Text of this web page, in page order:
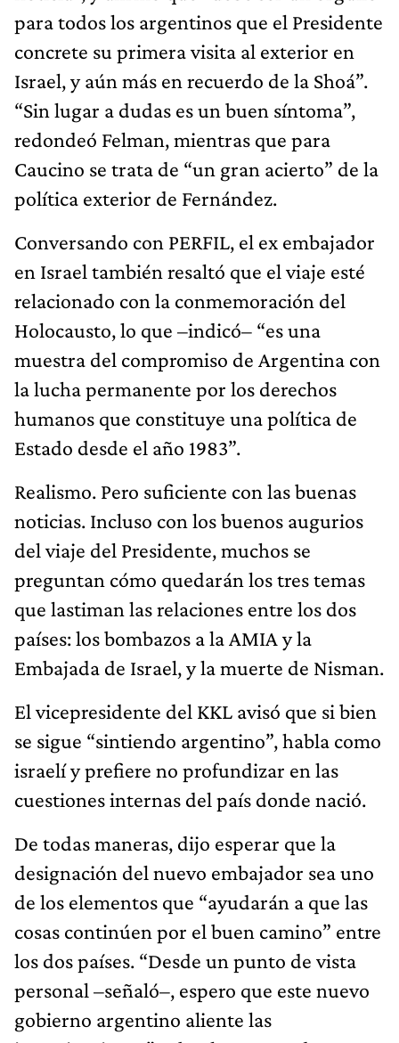
para todos los argentinos que el Presidente
concrete su primera visita al exterior en
Israel, y aún más en recuerdo de la Shoá”.
“Sin lugar a dudas es un buen síntoma”,
redondeó Felman, mientras que para
Caucino se trata de “un gran acierto” de la
política exterior de Fernández.
Conversando con PERFIL, el ex embajador
en Israel también resaltó que el viaje esté
relacionado con la conmemoración del
Holocausto, lo que –indicó– “es una
muestra del compromiso de Argentina con
la lucha permanente por los derechos
humanos que constituye una política de
Estado desde el año 1983”.
Realismo. Pero suficiente con las buenas
noticias. Incluso con los buenos augurios
del viaje del Presidente, muchos se
preguntan cómo quedarán los tres temas
que lastiman las relaciones entre los dos
países: los bombazos a la AMIA y la
Embajada de Israel, y la muerte de Nisman.
El vicepresidente del KKL avisó que si bien
se sigue “sintiendo argentino”, habla como
israelí y prefiere no profundizar en las
cuestiones internas del país donde nació.
De todas maneras, dijo esperar que la
designación del nuevo embajador sea uno
de los elementos que “ayudarán a que las
cosas continúen por el buen camino” entre
los dos países. “Desde un punto de vista
personal –señaló–, espero que este nuevo
gobierno argentino aliente las